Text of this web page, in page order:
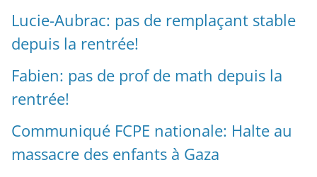
Lucie-Aubrac: pas de remplaçant stable
depuis la rentrée!
Fabien: pas de prof de math depuis la
rentrée!
Communiqué FCPE nationale: Halte au
massacre des enfants à Gaza